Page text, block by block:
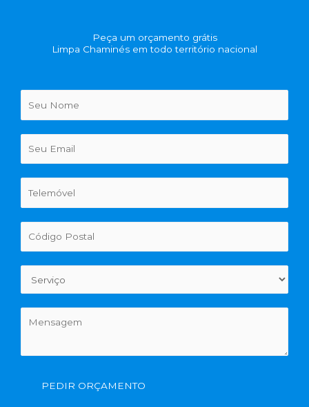
Peça um orçamento grátis
Limpa Chaminés em todo território nacional
PEDIR ORÇAMENTO